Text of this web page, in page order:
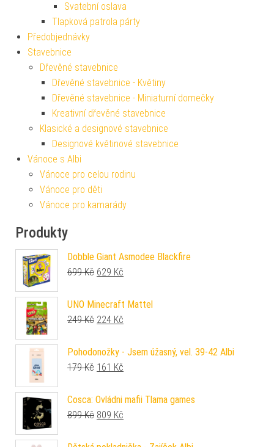
Svatební oslava
Tlapková patrola párty
Předobjednávky
Stavebnice
Dřevěné stavebnice
Dřevěné stavebnice - Květiny
Dřevěné stavebnice - Miniaturní domečky
Kreativní dřevěné stavebnice
Klasické a designové stavebnice
Designové květinové stavebnice
Vánoce s Albi
Vánoce pro celou rodinu
Vánoce pro děti
Vánoce pro kamarády
Produkty
Dobble Giant Asmodee Blackfire
699Kč Původní cena byla: 699 Kč.
629 Kč
UNO Minecraft Mattel
249Kč Původní cena byla: 249 Kč.
224 Kč
Pohodonožky - Jsem úžasný, vel. 39-42 Albi
179Kč Původní cena byla: 179 Kč.
161 Kč
Cosca: Ovládni mafii Tlama games
899Kč Původní cena byla: 899 Kč.
809 Kč